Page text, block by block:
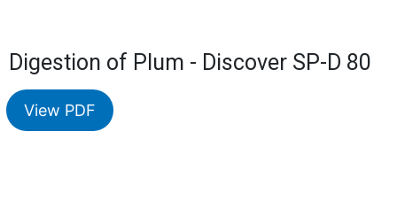
Digestion of Plum - Discover SP-D 80
View PDF